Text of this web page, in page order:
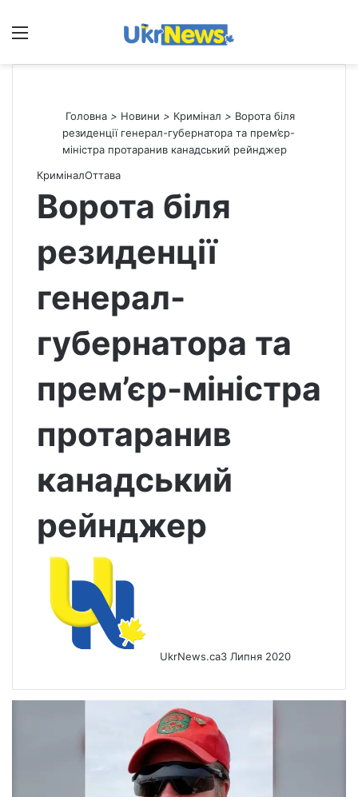
Меню
Головна > Новини > Кримінал > Ворота біля
резиденції генерал-губернатора та прем’єр-
міністра протаранив канадський рейнджер
КриміналОттава
Ворота біля
резиденції
генерал-
губернатора та
прем’єр-міністра
протаранив
канадський
рейнджер
UkrNews.ca3 Липня 2020